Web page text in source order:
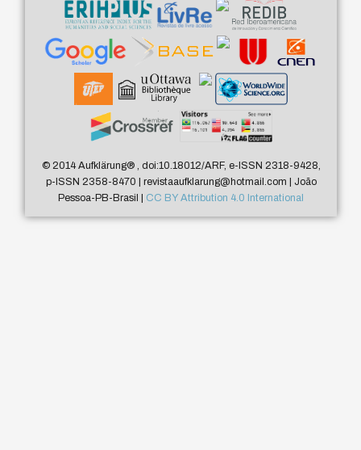
© 2014 Aufklärung®, doi:10.18012/ARF, e-ISSN 2318-9428,
p-ISSN 2358-8470 | revistaaufklarung@hotmail.com | João
Pessoa-PB-Brasil | CC BY Attribution 4.0 International